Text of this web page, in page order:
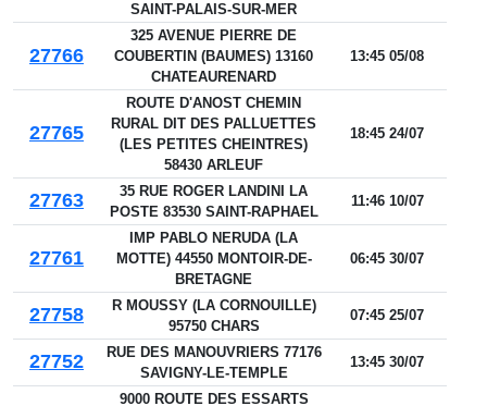
SAINT-PALAIS-SUR-MER
27766
325 AVENUE PIERRE DE
COUBERTIN (BAUMES) 13160
CHATEAURENARD
13:45 05/08
27765
ROUTE D'ANOST CHEMIN
RURAL DIT DES PALLUETTES
(LES PETITES CHEINTRES)
58430 ARLEUF
18:45 24/07
27763
35 RUE ROGER LANDINI LA
POSTE 83530 SAINT-RAPHAEL
11:46 10/07
27761
IMP PABLO NERUDA (LA
MOTTE) 44550 MONTOIR-DE-
BRETAGNE
06:45 30/07
27758
R MOUSSY (LA CORNOUILLE)
95750 CHARS
07:45 25/07
27752
RUE DES MANOUVRIERS 77176
SAVIGNY-LE-TEMPLE
13:45 30/07
9000 ROUTE DES ESSARTS